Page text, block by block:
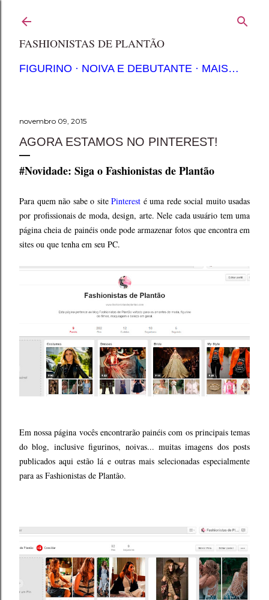
FASHIONISTAS DE PLANTÃO
FIGURINO NOIVA E DEBUTANTE MAIS…
novembro 09, 2015
AGORA ESTAMOS NO PINTEREST!
#Novidade: Siga o Fashionistas de Plantão
Para quem não sabe o site Pinterest é uma rede social muito usadas
por profissionais de moda, design, arte. Nele cada usuário tem uma
página cheia de painéis onde pode armazenar fotos que encontra em
sites ou que tenha em seu PC.
Em nossa página vocês encontrarão painéis com os principais temas
do blog, inclusive figurinos, noivas... muitas imagens dos posts
publicados aqui estão lá e outras mais selecionadas especialmente
para as Fashionistas de Plantão.